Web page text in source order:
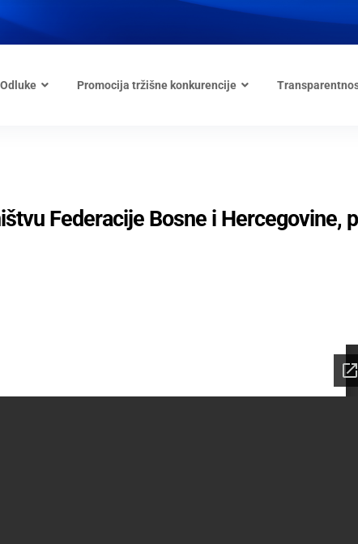
Odluke Promocija tržišne konkurencije
Federacije Bosne i Hercegovine,